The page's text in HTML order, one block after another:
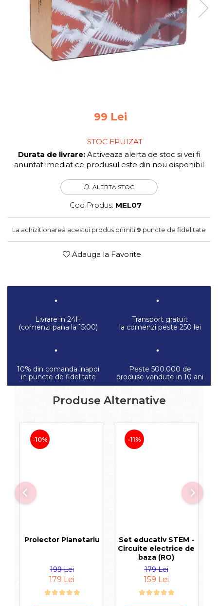
Jocuri pentru 2 persoane
Game cunoscute
Carcassonne
Jocuri de societate in limba
romana
Vezi toate jocurile de societate
99 Lei
STOC EPUIZAT
Durata de livrare:Activeaza alerta de stoc si vei fi
anuntat imediat ce produsul este din nou disponibil
ALERTA STOC
Cod Produs: MEL07
La achizitionarea acestui produs primiti 9 puncte de fidelitate
Adauga la Favorite
Livrare in 24H
(comenzi pana la 15:00)
Transport gratuit
la comenzi peste 250 lei
10% din comanda inapoi
in puncte de fidelitate
Peste 500.000 de
produse vandute in 10 ani
Produse Alternative
-10%
Proiector Planetariu
199 Lei
179 Lei
-11%
Set educativ STEM -
Circuite electrice de
baza (RO)
179 Lei
159 Lei